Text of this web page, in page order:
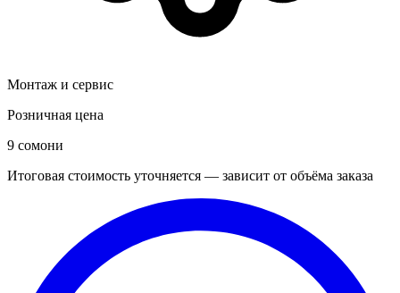
Монтаж и сервис
Розничная цена
9 сомони
Итоговая стоимость уточняется — зависит от объёма заказа